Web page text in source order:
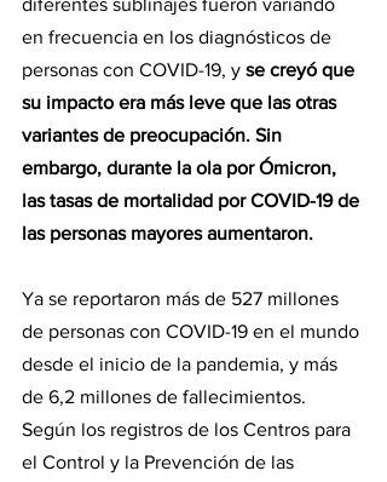
en frecuencia en los diagnósticos de
personas con COVID-19, y se creyó que
su impacto era más leve que las otras
variantes de preocupación. Sin
embargo, durante la ola por Ómicron,
las tasas de mortalidad por COVID-19 de
las personas mayores aumentaron.
Ya se reportaron más de 527 millones
de personas con COVID-19 en el mundo
desde el inicio de la pandemia, y más
de 6,2 millones de fallecimientos.
Según los registros de los Centros para
el Control y la Prevención de las